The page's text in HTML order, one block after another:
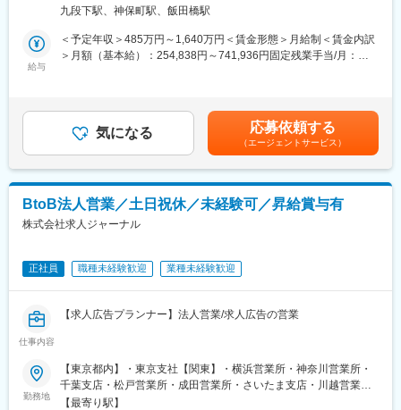
ト
サービスで利用している通信回線の廃止に伴う、安全かつスムー
ズな新回線へのリプレース
・現行仕様と新仕様の差分整理、移行計画の策定、業務運用フロ
ーの変更整理を主導
・結果、サービス稼働中における難易度の高い切り替えを無事に
完遂
■働き方
日」があります（2024年度は14日間。日数は年度によって前後し
児休暇」や時短勤務の選択等、育児と仕事の両立支援をする制度
変更の範囲：無
◎BIダッシュボードの設計・最適化
・数百万～数千万件のデータを扱うダッシュボードを
Tableau/Looker(Looker Studio)などのBIツールで構築
例：Tableau Cloud経由でBigQueryに発行されるクエリの最適
化、ビューのキャッシュ制御による負荷軽減
ータなど、分析に活用できるデータを収集して、利用できるよう
に加工して提供
・Webログ、広告、CRMなど複数のデータソースを統合し、分析
◎データの利便維持と品質管理のためのデータマネジメント
・TB～PB級のデータのセキュリティやメタデータ管理をするため
のデータマネジメントのスキルが求められる
・データマートの要件やロジックを考慮したデータテストを実施
■働き方
・副業OK
・残業：月間の平均残業時間は6時間程度。
ビル 南棟4階勤務地最寄駅：東京メトロ東西線半蔵門線／九段下
（リモートワーク含む）
九段下駅、神保町駅、飯田橋駅
給与
＜予定年収＞485万円～1,640万円＜賃金形態＞月給制＜賃金内訳
＞月額（基本給）：254,838円～741,936円固定残業手当/月：
給与詳細は、経験、能力、年齢を考慮の上決定します。賃金はあ
くまでも目安の金額であり、選考を通じて上下する可能性があり
ます。月給(月額)は固定手当を含めた表記です。
気になる 応募依頼する
（エージェントサービス）
BtoB法人営業／土日祝休／未経験可／昇給賞与有
株式会社求人ジャーナル
正社員 職種未経験歓迎 業種未経験歓迎
仕事内容
【求人広告プランナー】法人営業/求人広告の営業
勤務地
【東京都内】・東京支社【関東】・横浜営業所・神奈川営業所・
千葉支店・松戸営業所・成田営業所・さいたま支店・川越営業
所・春日部営業所・熊谷営業所・つくば営業所・水戸営業所・宇
【最寄り駅】